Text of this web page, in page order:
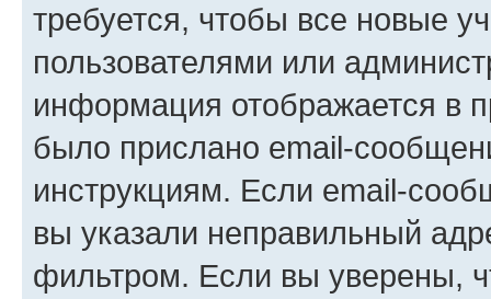
требуется, чтобы все новые
пользователями или
информация отображается в
было прислано email-
инструкциям. Если email-
вы указали неправильный
фильтром. Если вы уверены,